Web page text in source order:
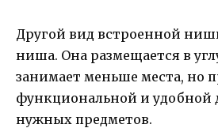
Другой вид встроенной
ниша. Она размещается в
занимает меньше места, но
функциональной и удобной
нужных предметов.